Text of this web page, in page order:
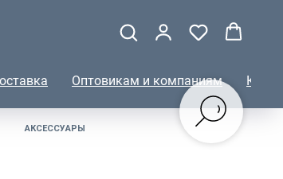
Оптовикам и компаниям
АКСЕССУАРЫ